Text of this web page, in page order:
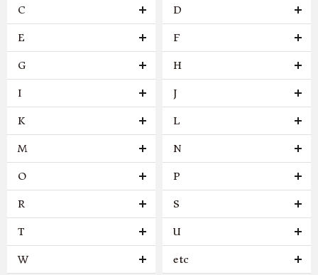
C D
E F
G H
I J
K L
M N
O P
R S
T U
W etc